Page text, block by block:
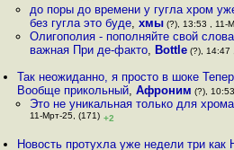
до поры до времени у гугла хром
без гугла это буде, хмы(?), 13:53 , 11-
Олигополия - пополняйте свой
важная При де-факто, Bottle(?), 14:47
Так неожиданно, я просто в шоке
Вообще прикольный,Афроним (?),
Это не уникальная только для
11-Мрт-25, (171) +2
Новость протухла уже недели три